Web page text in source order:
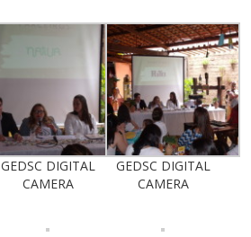
GEDSC DIGITAL
CAMERA
GEDSC DIGITAL
CAMERA